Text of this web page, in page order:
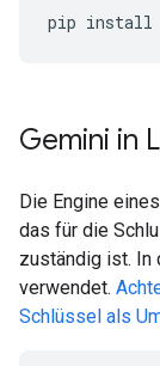
pip install
Gemini in
Die Engine
das für die
zuständig ist. In
verwendet.
Schlüssel als